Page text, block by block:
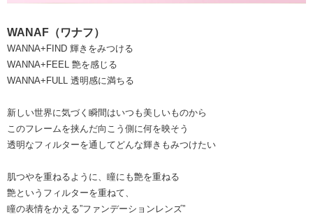
WANAF（ワナフ）
WANNA+FIND 輝きをみつける
WANNA+FEEL 艶を感じる
WANNA+FULL 透明感に満ちる
新しい世界に気づく瞬間はいつも美しいものから
このフレームを挟んだ向こう側に何を映そう
透明なフィルターを通してどんな輝きもみつけたい
肌つやを重ねるように、瞳にも艶を重ねる
艶というフィルターを重ねて、
瞳の表情をかえる”ファンデーションレンズ”